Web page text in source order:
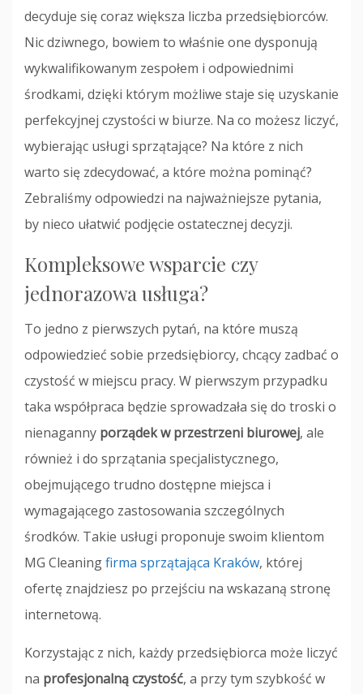
decyduje się coraz większa liczba przedsiębiorców.
Nic dziwnego, bowiem to właśnie one dysponują
wykwalifikowanym zespołem i odpowiednimi
środkami, dzięki którym możliwe staje się uzyskanie
perfekcyjnej czystości w biurze. Na co możesz liczyć,
wybierając usługi sprzątające? Na które z nich
warto się zdecydować, a które można pominąć?
Zebraliśmy odpowiedzi na najważniejsze pytania,
by nieco ułatwić podjęcie ostatecznej decyzji.
Kompleksowe wsparcie czy
jednorazowa usługa?
To jedno z pierwszych pytań, na które muszą
odpowiedzieć sobie przedsiębiorcy, chcący zadbać o
czystość w miejscu pracy. W pierwszym przypadku
taka współpraca będzie sprowadzała się do troski o
nienaganny porządek w przestrzeni biurowej, ale
również i do sprzątania specjalistycznego,
obejmującego trudno dostępne miejsca i
wymagającego zastosowania szczególnych
środków. Takie usługi proponuje swoim klientom
MG Cleaningfirma sprzątająca Kraków, której
ofertę znajdziesz po przejściu na wskazaną stronę
internetową.
Korzystając z nich, każdy przedsiębiorca może liczyć
na profesjonalną czystość, a przy tym szybkość w